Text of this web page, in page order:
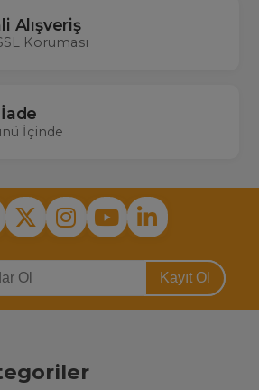
Alışveriş
Koruması
İçinde
Kayıt Ol